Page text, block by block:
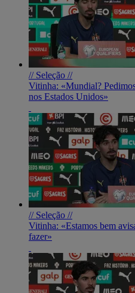
// Seleção //
Vitinha: «Mundial?
nos Estados Unidos»
// Seleção //
Vitinha: «Estamos bem
fazer»